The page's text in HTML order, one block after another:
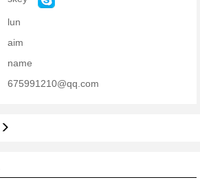
lun
aim
name
675991210@qq.com